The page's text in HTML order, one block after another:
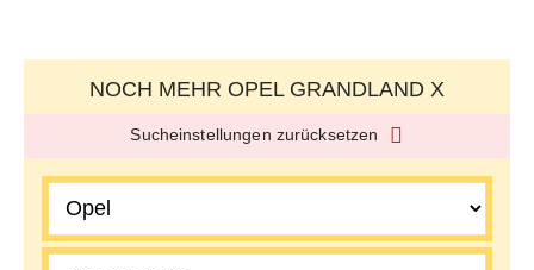
NOCH MEHR OPEL GRANDLAND X
Sucheinstellungen zurücksetzen